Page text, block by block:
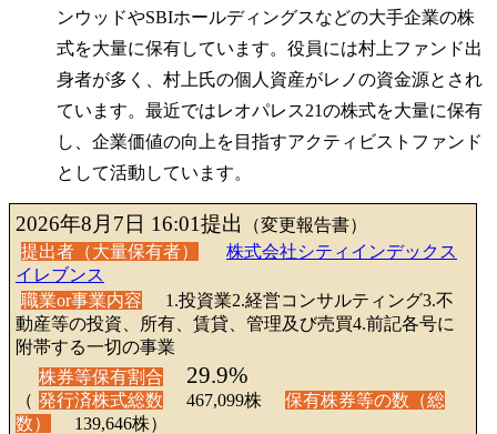
ンウッドやSBIホールディングスなどの大手企業の株
式を大量に保有しています。役員には村上ファンド出
身者が多く、村上氏の個人資産がレノの資金源とされ
ています。最近ではレオパレス21の株式を大量に保有
し、企業価値の向上を目指すアクティビストファンド
として活動しています。
2026年8月7日 16:01提出
（変更報告書）
提出者（大量保有者）
株式会社シティインデックス
イレブンス
職業or事業内容
1.投資業2.経営コンサルティング3.不
動産等の投資、所有、賃貸、管理及び売買4.前記各号に
附帯する一切の事業
株券等保有割合
29.9%
（ 発行済株式総数 467,099株
保有株券等の数（総
数）
139,646株）